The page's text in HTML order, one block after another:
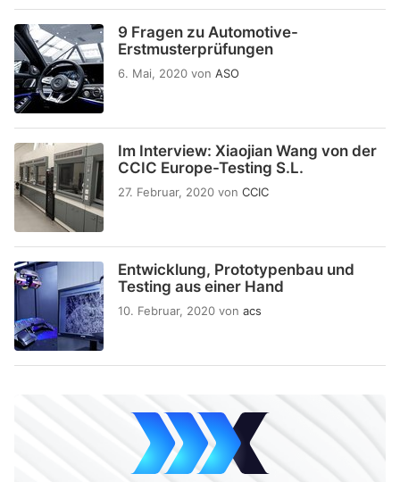
9 Fragen zu Automotive-
Erstmusterprüfungen
6. Mai, 2020 von ASO
Im Interview: Xiaojian Wang von der
CCIC Europe-Testing S.L.
27. Februar, 2020 von CCIC
Entwicklung, Prototypenbau und
Testing aus einer Hand
10. Februar, 2020 von acs